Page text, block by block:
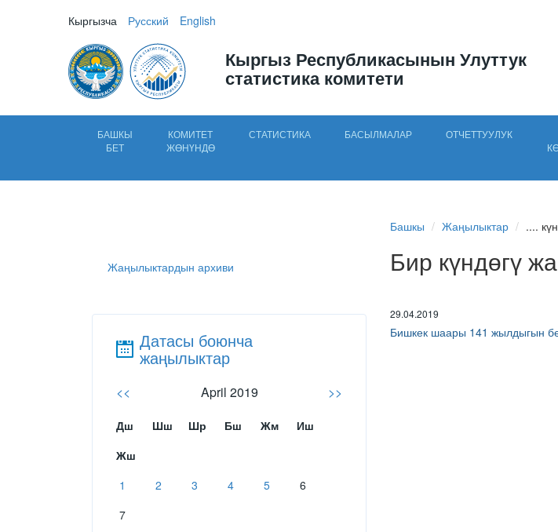
Кыргызча Русский English
Кыргыз Республикасынын Улуттук
статистика комитети
БАШКЫ
БЕТ
КОМИТЕТ
ЖӨНҮНДӨ
СТАТИСТИКА БАСЫЛМАЛАР ОТЧЕТТУУЛУК
Жаңылыктардын архиви
Датасы боюнча
жаңылыктар
<< April 2019 >>
Дш Шш Шр Бш Жм
Иш
Жш
1
2 3 4 5
6
7
Башкы Жаңылыктар ....
Бир күндөгү
29.04.2019
Бишкек шаары 141 жылдыгын